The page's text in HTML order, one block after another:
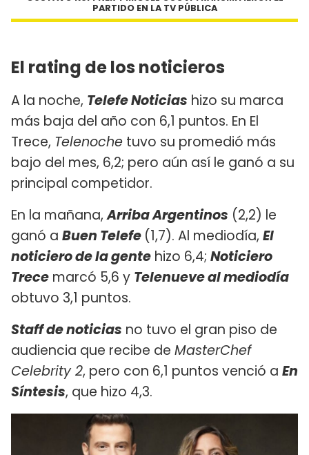
PARTIDO EN LA TV PÚBLICA
El rating de los noticieros
A la noche, Telefe Noticias hizo su marca
más baja del año con 6,1 puntos. En El
Trece, Telenoche tuvo su promedió más
bajo del mes, 6,2; pero aún así le ganó a su
principal competidor.
En la mañana,Arriba Argentinos (2,2) le
ganó a Buen Telefe (1,7). Al mediodía, El
noticiero de la gente hizo 6,4; Noticiero
Trece marcó 5,6 y Telenueve al mediodía
obtuvo 3,1 puntos.
Staff de noticias no tuvo el gran piso de
audiencia que recibe de MasterChef
Celebrity 2, pero con 6,1 puntos venció a En
Síntesis, que hizo 4,3.